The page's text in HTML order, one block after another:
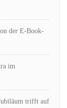
der E-Book-
im
trifft auf